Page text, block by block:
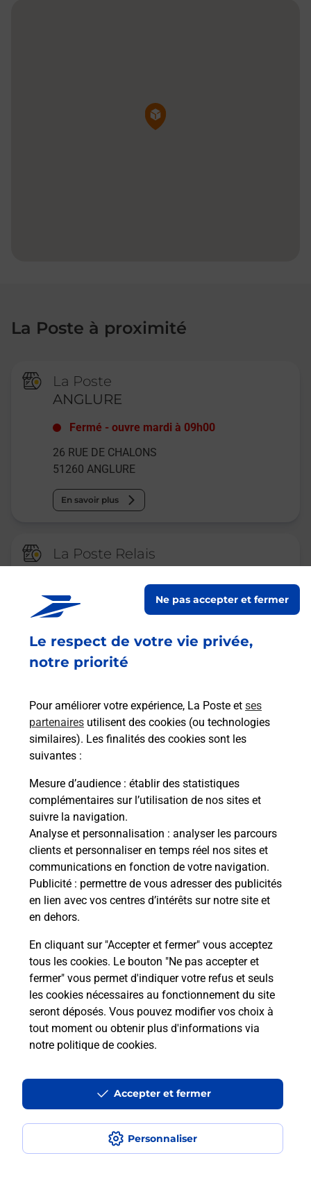
Le respect de votre vie privée,
notre priorité
Pour améliorer votre expérience, La Poste et ses
partenaires utilisent des cookies (ou technologies
similaires). Les finalités des cookies sont les
suivantes :
Mesure d’audience : établir des statistiques
complémentaires sur l’utilisation de nos sites et
suivre la navigation.
Analyse et personnalisation : analyser les parcours
clients et personnaliser en temps réel nos sites et
communications en fonction de votre navigation.
Publicité : permettre de vous adresser des publicités
en lien avec vos centres d’intérêts sur notre site et
en dehors.
En cliquant sur "Accepter et fermer" vous acceptez
tous les cookies. Le bouton "Ne pas accepter et
fermer" vous permet d'indiquer votre refus et seuls
les cookies nécessaires au fonctionnement du site
seront déposés. Vous pouvez modifier vos choix à
tout moment ou obtenir plus d'informations via
notre politique de cookies.
Personnaliser
Ne pas accepter et fermer
Accepter et fermer
Pin de la carte
La Poste à proximité
La Poste
ANGLURE
Fermé -ouvre mardi à 09h00
26 RUE DE CHALONS
51260 ANGLURE
En savoir plus
La Poste Relais
CLESLES EPICERIE LA
ouvre dimanche à 09h00
15 ROUTE DE SAINT JUST
51260 CLESLES
Malin !
La Poste
en ligne
Ouvert 24h/24
En savoir plus
ST JUST SAUVAGE
ALIMENTATION GENERALE TABAC
Accessibilité : partiellement conforme
Conditions contractuelles
Mentions légales